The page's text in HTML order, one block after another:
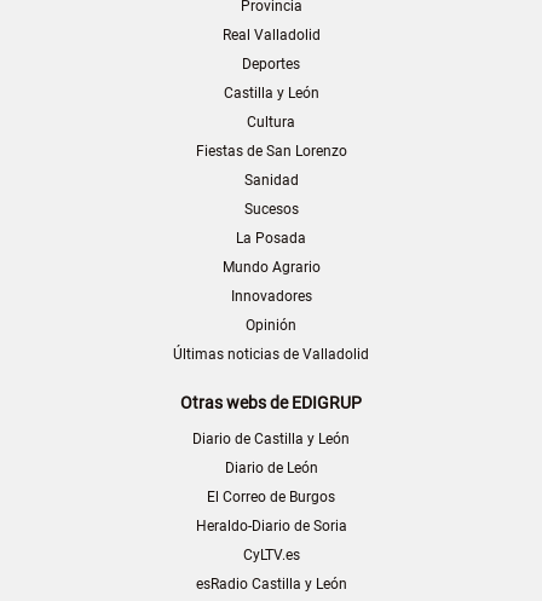
Provincia
Real Valladolid
Deportes
Castilla y León
Cultura
Fiestas de San Lorenzo
Sanidad
Sucesos
La Posada
Mundo Agrario
Innovadores
Opinión
Últimas noticias de Valladolid
Otras webs de EDIGRUP
Diario de Castilla y León
Diario de León
El Correo de Burgos
Heraldo-Diario de Soria
CyLTV.es
esRadio Castilla y León